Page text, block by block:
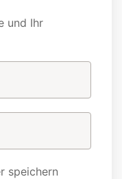
und Ihr
speichern